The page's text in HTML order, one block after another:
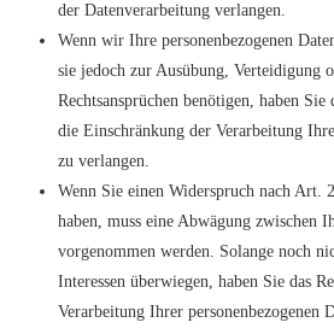
der Datenverarbeitung verlangen.
Wenn wir Ihre personenbezogenen
sie jedoch zur Ausübung, Verteidigung
Rechtsansprüchen benötigen, haben
die Einschränkung der Verarbeitung
zu verlangen.
Wenn Sie einen Widerspruch nach Art.
haben, muss eine Abwägung zwischen
vorgenommen werden. Solange noch
Interessen überwiegen, haben Sie das
Verarbeitung Ihrer personenbezogenen